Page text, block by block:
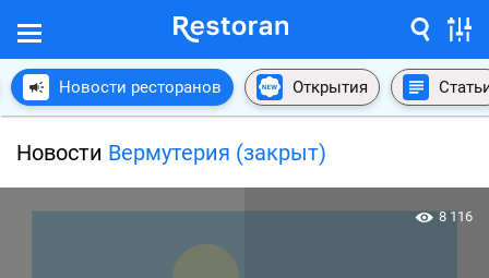
Новости ресторанов Открытия
Новости Вермутерия (закрыт)
8 116